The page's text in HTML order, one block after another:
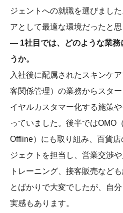
ジェントへの就職を選びまし
アとして最適な環境だったと思
― 1社目では、どのような業務
うか。
入社後に配属されたスキンケ
客関係管理）の業務からスタ
イヤルカスタマー化する施策
っていました。後半ではOMO
Offline）にも取り組み、百貨
ジェクトを担当し、営業交渉
トレーニング、接客販売など
とばかりで大変でしたが、自
実感もあります。